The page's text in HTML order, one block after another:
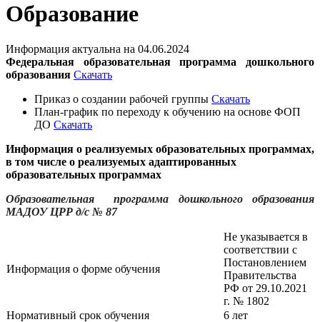
Образование
Информация актуальна на 04.06.2024
Федеральная образовательная программа дошкольного
образования Скачать
Приказ о создании рабочей группы Скачать
План-график по переходу к обучению на основе ФОП
ДО Скачать
Информация о реализуемых образовательных программах,
в том числе о реализуемых адаптированных
образовательных программах
Образовательная программа дошкольного образования
МАДОУ ЦРР д/с № 87
Информация о форме обучения
Не указывается в
соответствии с
Постановлением
Правительства
РФ от 29.10.2021
г. № 1802
Нормативный срок обучения
6 лет